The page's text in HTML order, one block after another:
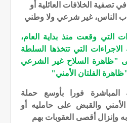
تصفية الخلافات العائلية أو
الناس، غير شرعي ولا وطني
التي وقعت منذ بداية العام،
التي تتخذها السلطة
"ظاهرة السلاح غير الشرعي
الفلتان الأمني"
المباشرة فورا بأوسع حملة
والقبض على حامليه أو
وإنزال أقصى العقوبات بهم